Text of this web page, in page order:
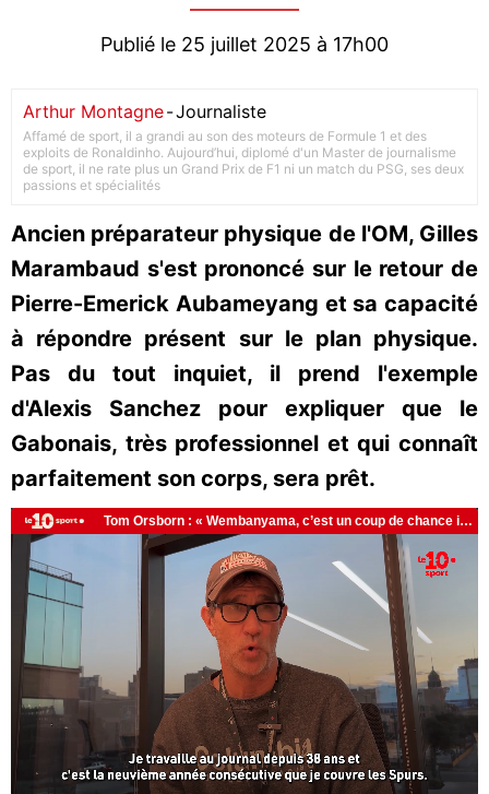
Publié le 25 juillet 2025 à 17h00
Arthur Montagne-Journaliste
Affamé de sport, il a grandi au son des moteurs de Formule 1 et des
exploits de Ronaldinho. Aujourd’hui, diplomé d'un Master de journalisme
de sport, il ne rate plus un Grand Prix de F1 ni un match du PSG, ses deux
passions et spécialités
Ancien préparateur physique de l'OM, Gilles
Marambaud s'est prononcé sur le retour de
Pierre-Emerick Aubameyang et sa capacité
à répondre présent sur le plan physique.
Pas du tout inquiet, il prend l'exemple
d'Alexis Sanchez pour expliquer que le
Gabonais, très professionnel et qui connaît
parfaitement son corps, sera prêt.